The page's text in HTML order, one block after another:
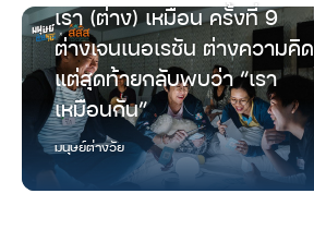
เรา (ต่าง) เหมือน ครั้งที่ 9
ต่างเจนเนอเรชัน ต่างความคิด
แต่สุดท้ายกลับพบว่า “เรา
เหมือนกัน”
มนุษย์ต่างวัย